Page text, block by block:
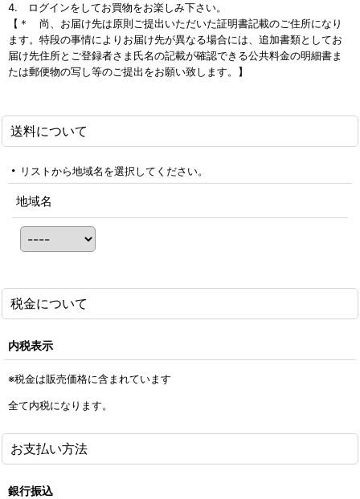
4. ログインをしてお買物をお楽しみ下さい。
【＊ 尚、お届け先は原則ご提出いただいた証明書記載のご住所になり
ます。特段の事情によりお届け先が異なる場合には、追加書類としてお
届け先住所とご登録者さま氏名の記載が確認できる公共料金の明細書ま
たは郵便物の写し等のご提出をお願い致します。】
送料について
リストから地域名を選択してください。
地域名
税金について
内税表示
※税金は販売価格に含まれています
全て内税になります。
お支払い方法
銀行振込